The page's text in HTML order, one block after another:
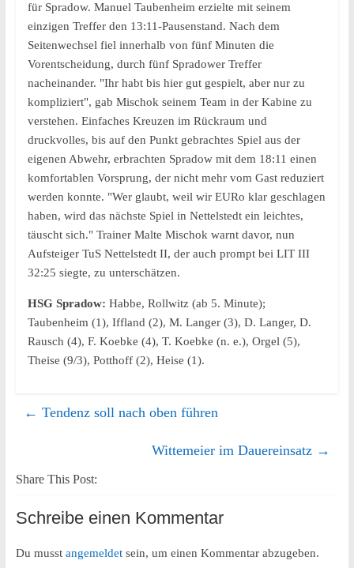
für Spradow. Manuel Taubenheim erzielte mit seinem
einzigen Treffer den 13:11-Pausenstand. Nach dem
Seitenwechsel fiel innerhalb von fünf Minuten die
Vorentscheidung, durch fünf Spradower Treffer
nacheinander. "Ihr habt bis hier gut gespielt, aber nur zu
kompliziert", gab Mischok seinem Team in der Kabine zu
verstehen. Einfaches Kreuzen im Rückraum und
druckvolles, bis auf den Punkt gebrachtes Spiel aus der
eigenen Abwehr, erbrachten Spradow mit dem 18:11 einen
komfortablen Vorsprung, der nicht mehr vom Gast reduziert
werden konnte. "Wer glaubt, weil wir EURo klar geschlagen
haben, wird das nächste Spiel in Nettelstedt ein leichtes,
täuscht sich." Trainer Malte Mischok warnt davor, nun
Aufsteiger TuS Nettelstedt II, der auch prompt bei LIT III
32:25 siegte, zu unterschätzen.
HSG Spradow: Habbe, Rollwitz (ab 5. Minute);
Taubenheim (1), Iffland (2), M. Langer (3), D. Langer, D.
Rausch (4), F. Koebke (4), T. Koebke (n. e.), Orgel (5),
Theise (9/3), Potthoff (2), Heise (1).
← Tendenz soll nach oben führen
Wittemeier im Dauereinsatz →
Share This Post:
Schreibe einen Kommentar
Du musst angemeldetsein, um einen Kommentar abzugeben.